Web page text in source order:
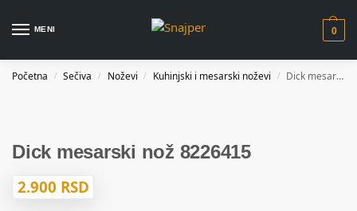
MENI 0
Početna / Sečiva / Noževi / Kuhinjski i mesarski noževi / Dick mesarski nož 8226415
Dick mesarski nož 8226415
2.900 RSD